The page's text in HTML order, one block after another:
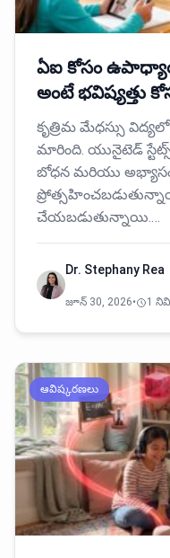
ఏఐ కోసం
అంటే భవిష్యత్తు
కృత్రిమ మేధస్సు
మారింది. యునైటెడ్
బోధన మరియు
చేయబడుతున్నాయి.…
Dr. Stephany Rea
జూన్ 30, 2026• 1
ఆవిష్కరణలు